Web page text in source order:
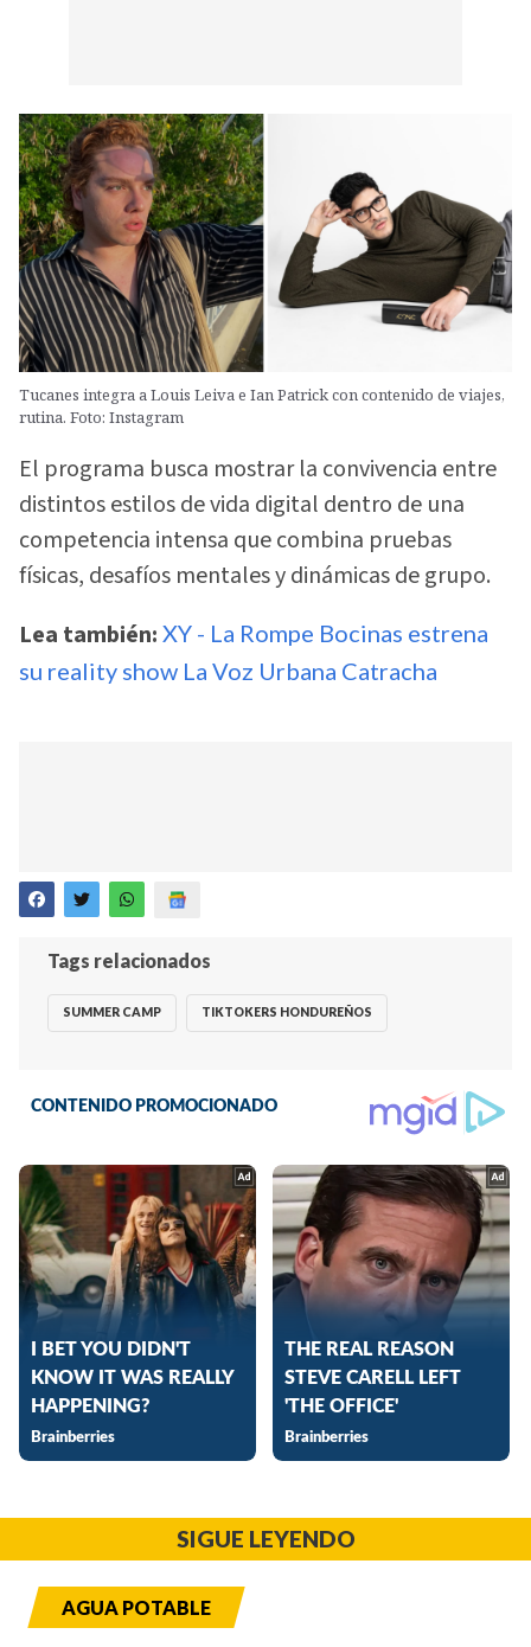
Tucanes integra a Louis Leiva e Ian Patrick con contenido de viajes,
rutina. Foto: Instagram
El programa busca mostrar la convivencia entre
distintos estilos de vida digital dentro de una
competencia intensa que combina pruebas
físicas, desafíos mentales y dinámicas de grupo.
Lea también: XY - La Rompe Bocinas estrena
su reality show La Voz Urbana Catracha
Tags relacionados
SUMMER CAMP TIKTOKERS HONDUREÑOS
SIGUE LEYENDO
AGUA POTABLE